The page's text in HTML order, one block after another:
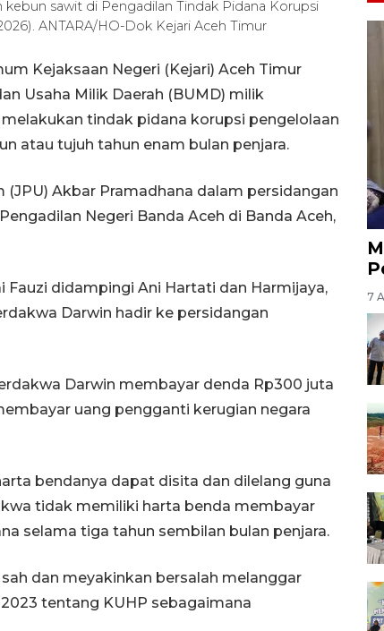
sawit di Pengadilan Tindak Pidana Korupsi
ANTARA/HO-Dok Kejari Aceh Timur
Kejaksaan Negeri (Kejari) Aceh Timur
Usaha Milik Daerah (BUMD) milik
tindak pidana korupsi pengelolaan
atau tujuh tahun enam bulan penjara.
Akbar Pramadhana dalam persidangan
Negeri Banda Aceh di Banda Aceh,
didampingi Ani Hartati dan Harmijaya,
Darwin hadir ke persidangan
Darwin membayar denda Rp300 juta
uang pengganti kerugian negara
bendanya dapat disita dan dilelang guna
tidak memiliki harta benda membayar
selama tiga tahun sembilan bulan penjara.
dan meyakinkan bersalah melanggar
tentang KUHP sebagaimana
7